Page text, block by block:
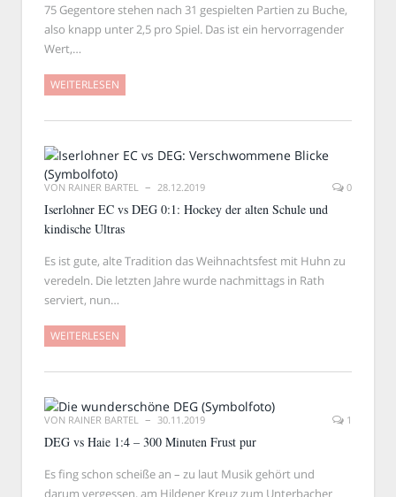
75 Gegentore stehen nach 31 gespielten Partien zu Buche,
also knapp unter 2,5 pro Spiel. Das ist ein hervorragender
Wert,…
WEITERLESEN
VON RAINER BARTEL 28.12.2019 0
Iserlohner EC vs DEG 0:1: Hockey der alten Schule und
kindische Ultras
Es ist gute, alte Tradition das Weihnachtsfest mit Huhn zu
veredeln. Die letzten Jahre wurde nachmittags in Rath
serviert, nun…
WEITERLESEN
VON RAINER BARTEL 30.11.2019 1
DEG vs Haie 1:4 – 300 Minuten Frust pur
Es fing schon scheiße an – zu laut Musik gehört und
darum vergessen, am Hildener Kreuz zum Unterbacher